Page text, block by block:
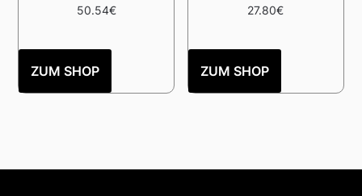
50.54€
ZUM SHOP
27.80€
ZUM SHOP